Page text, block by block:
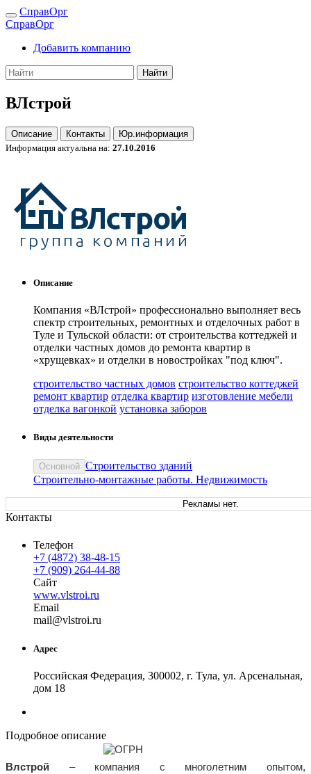
СправОрг
СправОрг
Добавить компанию
Найти
ВЛстрой
Описание Контакты
Юр.информация
Информация актуальна на: 27.10.2016
Описание
Компания «ВЛстрой» профессионально выполняет весь
спектр строительных, ремонтных и отделочных работ в
Туле и Тульской области: от строительства коттеджей и
отделки частных домов до ремонта квартир в
«хрущевках» и отделки в новостройках "под ключ".
строительство частных домов строительство коттеджей
ремонт квартир отделка квартир изготовление мебели
отделка вагонкой установка заборов
Виды деятельности
Основной Строительство зданий
Строительно-монтажные работы. Недвижимость
Рекламы нет.
Контакты
Телефон
+7 (4872) 38-48-15
+7 (909) 264-44-88
Сайт
www.vlstroi.ru
Email
mail@vlstroi.ru
Адрес
Российская Федерация, 300002, г. Тула, ул. Арсенальная,
дом 18
Подробное описание
Влстрой – компания с многолетним опытом,